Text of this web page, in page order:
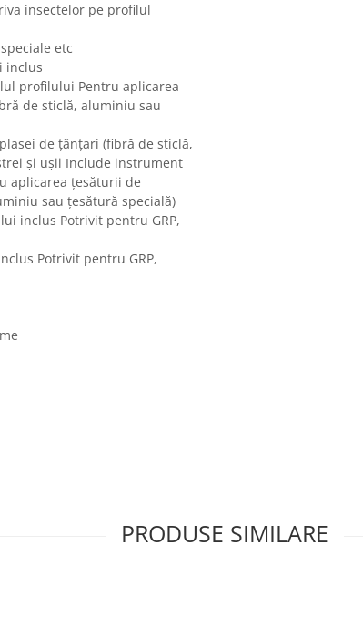
insectelor pe profilul
etc
inclus
profilului Pentru aplicarea
de sticlă, aluminiu sau
de țânțari (fibră de sticlă,
și ușii Include instrument
aplicarea țesăturii de
sau țesătură specială)
inclus Potrivit pentru GRP,
Potrivit pentru GRP,
PRODUSE SIMILARE